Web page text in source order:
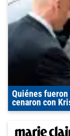
Quiénes
cenaron con